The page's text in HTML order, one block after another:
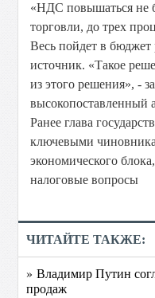
«НДС повышаться не
торговли, до трех
Весь пойдет в бюджет
источник. «Такое
из этого решения», -
высокопоставленный
Ранее глава
ключевыми
экономического
налоговые вопросы
ЧИТАЙТЕ ТАКЖЕ:
» Владимир Путин
продаж